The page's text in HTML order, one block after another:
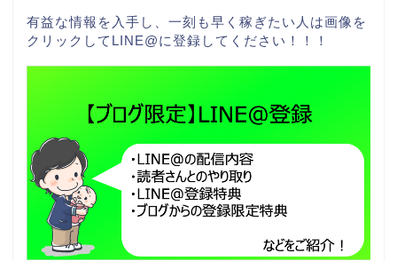
有益な情報を入手し、一刻も早く稼ぎたい人は画像を
クリックしてLINE@に登録してください！！！